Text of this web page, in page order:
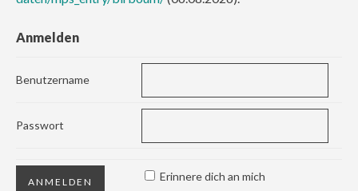
Anmelden
Benutzername
Passwort
Erinnere dich an mich